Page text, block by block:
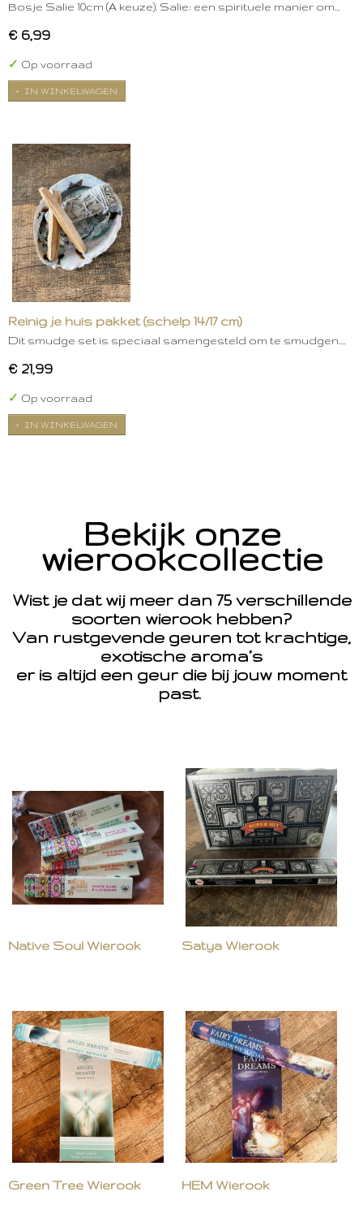
Bosje Salie 10cm (A keuze). Salie: een spirituele manier om…
€ 6,99
✓ Op voorraad
IN WINKELWAGEN
Reinig je huis pakket (schelp 14/17 cm)
Dit smudge set is speciaal samengesteld om te smudgen.…
€ 21,99
✓ Op voorraad
IN WINKELWAGEN
Bekijk onze
wierookcollectie
Wist je dat wij meer dan 75 verschillende
soorten wierook hebben?
Van rustgevende geuren tot krachtige,
exotische aroma’s
er is altijd een geur die bij jouw moment
past.
Native Soul Wierook Satya Wierook
Green Tree Wierook HEM Wierook